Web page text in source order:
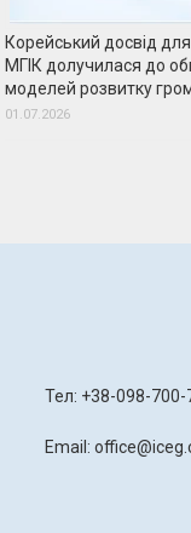
Корейський досвід
МГІК долучилася до
моделей розвитку
01.07.2026
Тел: +38-098-700-
Email: